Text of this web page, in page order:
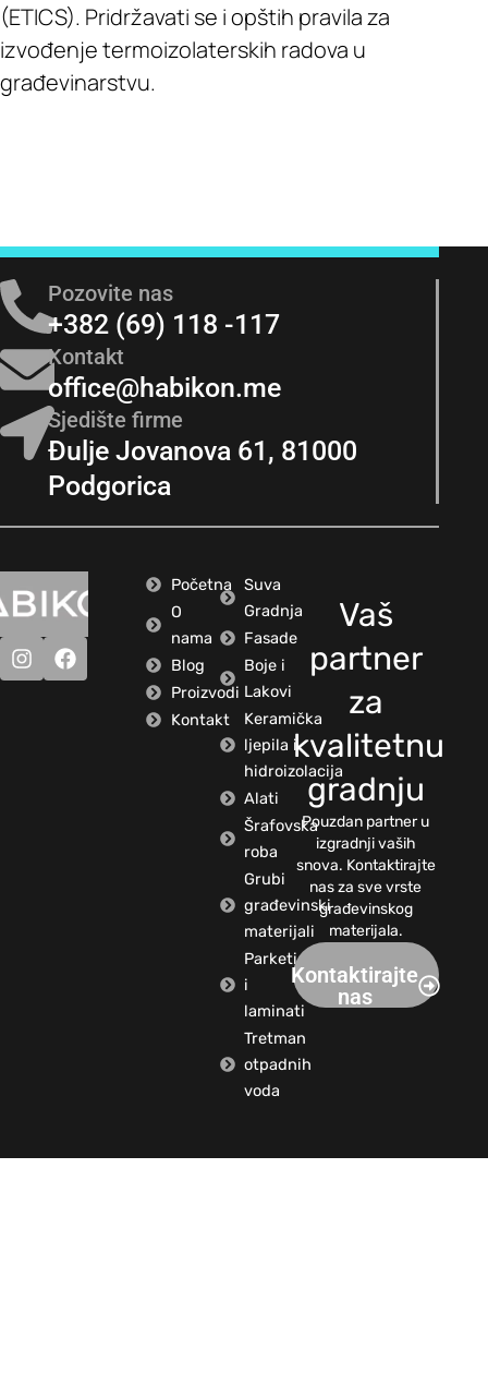
(ETICS). Pridržavati se i opštih pravila za
izvođenje termoizolaterskih radova u
građevinarstvu.
Pozovite nas
+382 (69) 118 -117
Kontakt
office@habikon.me
Sjedište firme
Đulje Jovanova 61, 81000
Podgorica
Početna
O
nama
Blog
Proizvodi
Kontakt
Suva
Gradnja
Fasade
Boje i
Lakovi
Keramička
ljepila i
hidroizolacija
Alati
Šrafovska
roba
Grubi
građevinski
materijali
Parketi
i
laminati
Tretman
otpadnih
voda
Vaš
partner
za
kvalitetnu
gradnju
Pouzdan partner u
izgradnji vaših
snova. Kontaktirajte
nas za sve vrste
građevinskog
materijala.
Kontaktirajte
nas